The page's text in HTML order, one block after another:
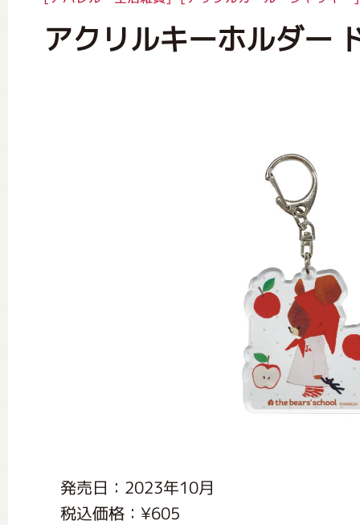
アクリルキーホルダー
発売日：2023年10月
税込価格：¥605
絵本・作家紹介
グッズインフォメーション
ミュージカル・コンサート
おたのしみコンテンツ(クイズ・
チア ジャッキーズ！
くまのがっこう しょくいんしつ